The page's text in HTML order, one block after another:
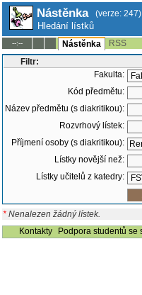
Nástěnka (verze: 247)
Hledání lístků
--:-- Nástěnka
RSS
Filtr:
Fakulta:
Kód předmětu:
Název předmětu (s diakritikou):
Rozvrhový lístek:
Příjmení osoby (s diakritikou):
Lístky novější než:
Lístky učitelů z katedry:
* Nenalezen žádný lístek.
Kontakty
Podpora studentů